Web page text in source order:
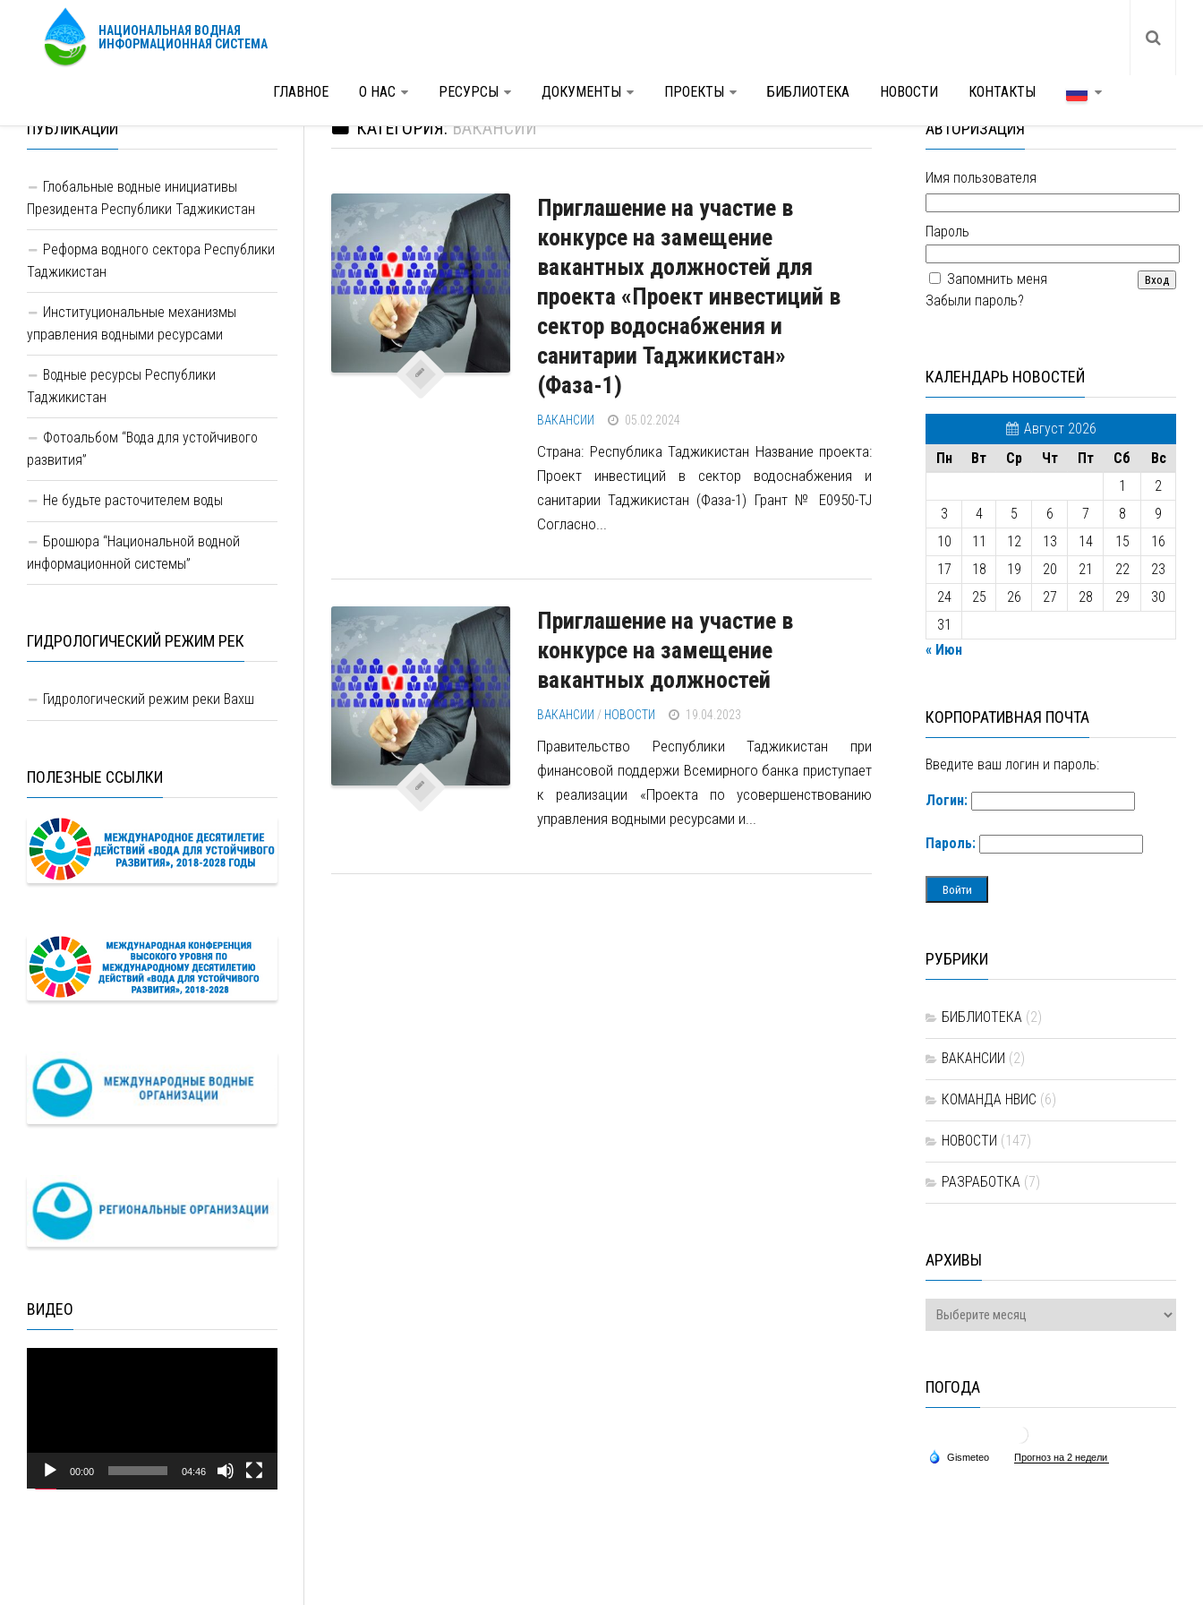
НАЦИОНАЛЬНАЯ ВОДНАЯ
ИНФОРМАЦИОННАЯ СИСТЕМА
ГЛАВНОЕ О НАС РЕСУРСЫ ДОКУМЕНТЫ ПРОЕКТЫ БИБЛИОТЕКА НОВОСТИ КОНТАКТЫ
КАТЕГОРИЯ:ВАКАНСИИ
Приглашение на участие в
конкурсе на замещение
вакантных должностей для
проекта «Проект инвестиций в
сектор водоснабжения и
санитарии Таджикистан»
(Фаза-1)
ВАКАНСИИ 05.02.2024
Страна: Республика Таджикистан Название проекта:
Проект инвестиций в сектор водоснабжения и
санитарии Таджикистан (Фаза-1) Грант № E0950-TJ
Согласно...
Приглашение на участие в
конкурсе на замещение
вакантных должностей
ВАКАНСИИ / НОВОСТИ 19.04.2023
Правительство Республики Таджикистан при
финансовой поддержи Всемирного банка приступает
к реализации «Проекта по усовершенствованию
управления водными ресурсами и...
ПУБЛИКАЦИИ
Глобальные водные инициативы
Президента Республики Таджикистан
Реформа водного сектора Республики
Таджикистан
Институциональные механизмы
управления водными ресурсами
Водные ресурсы Республики
Таджикистан
Фотоальбом “Вода для устойчивого
развития”
Не будьте расточителем воды
Брошюра “Национальной водной
информационной системы”
ГИДРОЛОГИЧЕСКИЙ РЕЖИМ РЕК
Гидрологический режим реки Вахш
ПОЛЕЗНЫЕ ССЫЛКИ
ВИДЕО
00:00 04:46
АВТОРИЗАЦИЯ
Имя пользователя
Пароль
Запомнить меня
Забыли пароль?
КАЛЕНДАРЬ НОВОСТЕЙ
Август 2026
Пн
Вт Ср Чт Пт Сб
Вс
1
2
3
4 5 6 7 8
9
10
11 12 13 14 15
16
17
18 19 20 21 22
23
24
25 26 27 28 29
30
31
« Июн
КОРПОРАТИВНАЯ ПОЧТА
Введите ваш логин и пароль:
Логин:
Пароль:
РУБРИКИ
БИБЛИОТЕКА (2)
ВАКАНСИИ (2)
КОМАНДА НВИС (6)
НОВОСТИ (147)
РАЗРАБОТКА (7)
АРХИВЫ
ПОГОДА